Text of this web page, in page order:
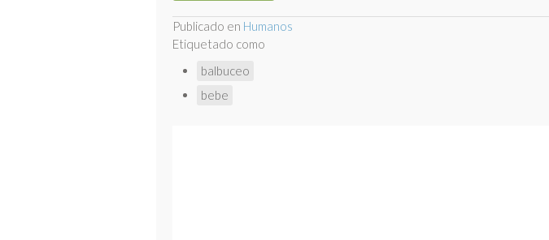
Publicado en Humanos
Etiquetado como
balbuceo
bebe